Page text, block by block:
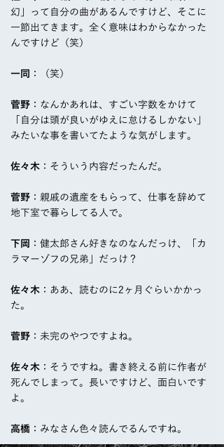
幻」って自分の曲があるんですけど、そこに
一節出てきます。全く意味はわからなかった
んですけど（笑）
一同 ：（笑）
菅野 ：なんかあれは、すごい字数をかけて
「自分は頭が良いがゆえに怠けるしかない」
みたいな事を書いてたような気がします。
佐々木 ：そういう内容だったんだ。
菅野 ：親戚の遺産をもらって、仕事を辞めて
地下室で暮らしてる人で。
下岡 ：健太郎さん好きなのなんだっけ、「カ
ラマーゾフの兄弟」だっけ？
佐々木 ：ああ、読むのに2ヶ月ぐらいかかっ
た。
菅野 ：未完のやつですよね。
佐々木 ：そうですね。書き終える前に作者が
死んでしまって。長いですけど、面白いです
よ。
高橋 ：みなさん色々読んでるんですね。